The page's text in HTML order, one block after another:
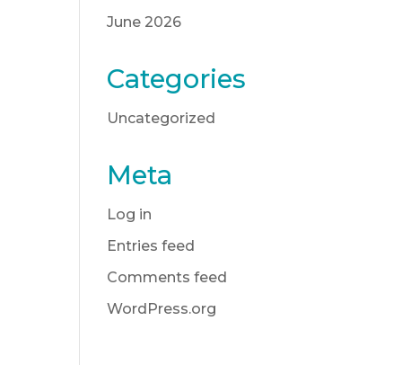
June 2026
Categories
Uncategorized
Meta
Log in
Entries feed
Comments feed
WordPress.org